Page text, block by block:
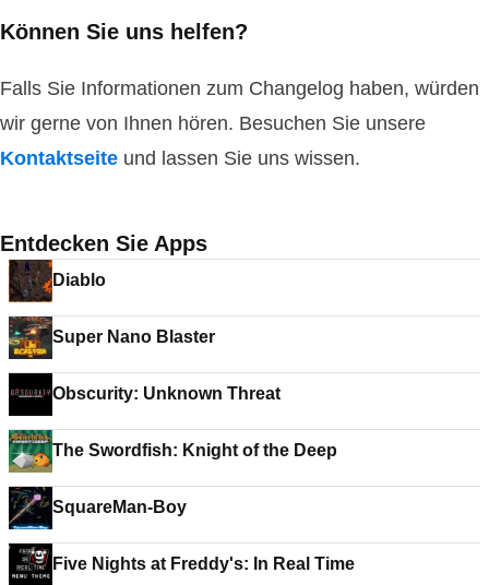
Können Sie uns helfen?
Falls Sie Informationen zum Changelog haben, würden
wir gerne von Ihnen hören. Besuchen Sie unsere
Kontaktseite und lassen Sie uns wissen.
Entdecken Sie Apps
Diablo
Super Nano Blaster
Obscurity: Unknown Threat
The Swordfish: Knight of the Deep
SquareMan-Boy
Five Nights at Freddy's: In Real Time